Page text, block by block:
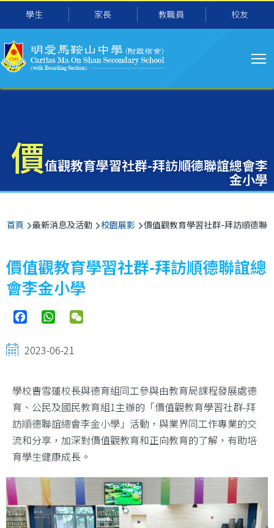
移至主內容
學生 家長 教職員 校友
导
航
價值觀教育學習社群-拜訪順德聯誼總會李
金小學
導
航
連
結
首頁 最新消息及活動 校園展影 價值觀教育學習社群-拜訪順德聯
價值觀教育學習社群-拜訪順德聯誼總
會李金小學
FacebookWhatsApp
2023-06-21
學校曹雪蓮校長與德育組同工參與由教育局課程發展處德
育、公民及國民教育組1主辦的「價值觀教育學習社群-拜
訪順德聯誼總會李金小學」活動，與業界同工作專業的交
流和分享，加深對價值觀教育和正向教育的了解，有助培
育學生健康成長。